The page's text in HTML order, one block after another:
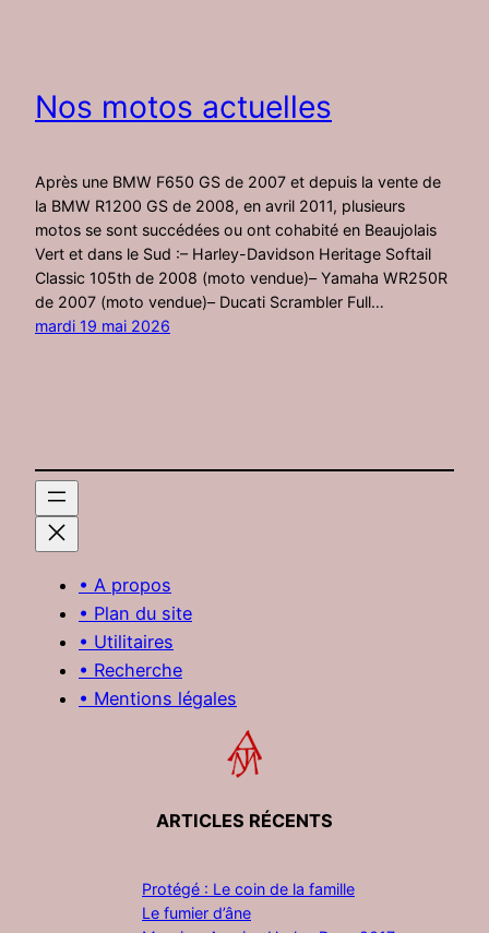
Nos motos actuelles
Après une BMW F650 GS de 2007 et depuis la vente de
la BMW R1200 GS de 2008, en avril 2011, plusieurs
motos se sont succédées ou ont cohabité en Beaujolais
Vert et dans le Sud :– Harley-Davidson Heritage Softail
Classic 105th de 2008 (moto vendue)– Yamaha WR250R
de 2007 (moto vendue)– Ducati Scrambler Full…
mardi 19 mai 2026
• A propos
• Plan du site
• Utilitaires
• Recherche
• Mentions légales
ARTICLES RÉCENTS
Protégé : Le coin de la famille
Le fumier d’âne